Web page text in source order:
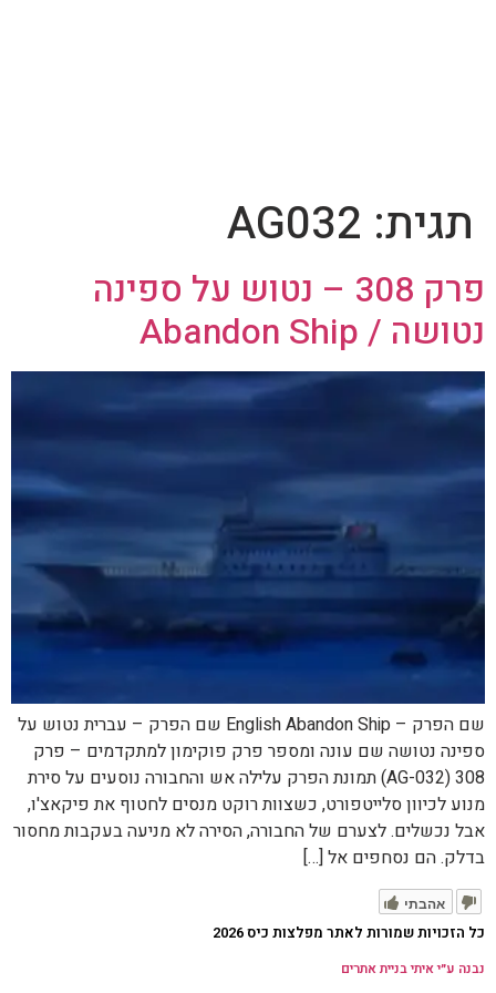
תגית: AG032
פרק 308 – נטוש על ספינה
נטושה / Abandon Ship
שם הפרק – English Abandon Ship שם הפרק – עברית נטוש על
ספינה נטושה שם עונה ומספר פרק פוקימון למתקדמים – פרק
308 (AG-032) תמונת הפרק עלילה אש והחבורה נוסעים על סירת
מנוע לכיוון סלייטפורט, כשצוות רוקט מנסים לחטוף את פיקאצ'ו,
אבל נכשלים. לצערם של החבורה, הסירה לא מניעה בעקבות מחסור
בדלק. הם נסחפים אל […]
אהבתי
כל הזכויות שמורות לאתר מפלצות כיס 2026
נבנה ע״י איתי בניית אתרים